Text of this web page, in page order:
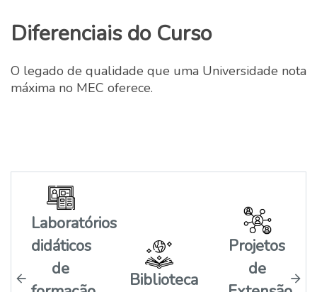
Diferenciais do Curso
O legado de qualidade que uma Universidade nota
máxima no MEC oferece.
Laboratórios
didáticos
de
Biblioteca
Projetos
de